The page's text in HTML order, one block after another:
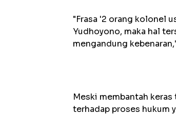
"Frasa '2 orang kolonel
Yudhoyono, maka hal
mengandung
Meski membantah
terhadap proses hukum